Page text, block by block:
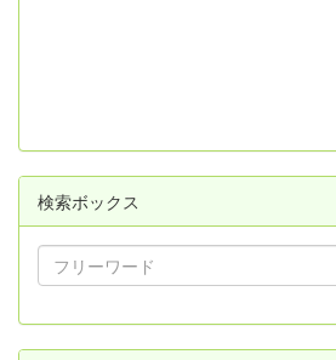
検索ボックス